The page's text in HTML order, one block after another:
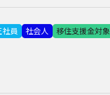
社員 社会人 移住支援金対象